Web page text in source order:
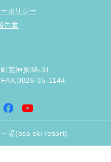
ポリシー
告書
荒神原38-31
FAX.0826-35-1144
場(osa ski resort)
